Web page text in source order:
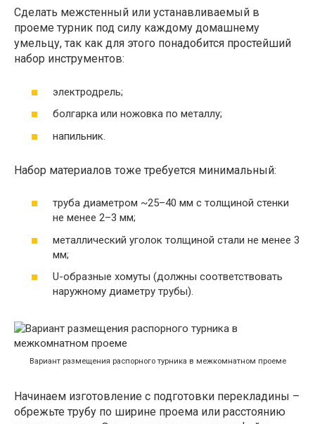
Сделать межстенный или устанавливаемый в
проеме турник под силу каждому домашнему
умельцу, так как для этого понадобится простейший
набор инструментов:
электродрель;
болгарка или ножовка по металлу;
напильник.
Набор материалов тоже требуется минимальный:
труба диаметром ~25–40 мм с толщиной стенки
не менее 2–3 мм;
металлический уголок толщиной стали не менее 3
мм;
U-образные хомуты (должны соответствовать
наружному диаметру трубы).
Вариант размещения распорного турника в межкомнатном проеме
Начинаем изготовление с подготовки перекладины –
обрежьте трубу по ширине проема или расстоянию